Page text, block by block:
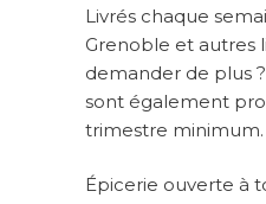
Livrés chaque
Grenoble et autres
demander de plus
sont également
trimestre minimum.
Épicerie ouverte à